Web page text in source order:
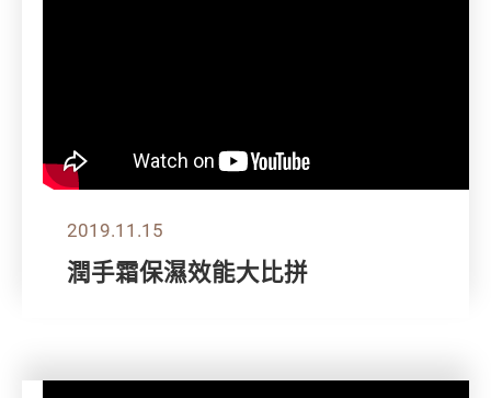
2019.11.15
潤手霜保濕效能大比拼